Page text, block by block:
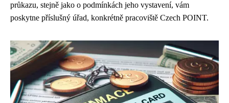
průkazu, stejně jako o podmínkách jeho vystavení, vám
poskytne příslušný úřad, konkrétně pracoviště Czech POINT.